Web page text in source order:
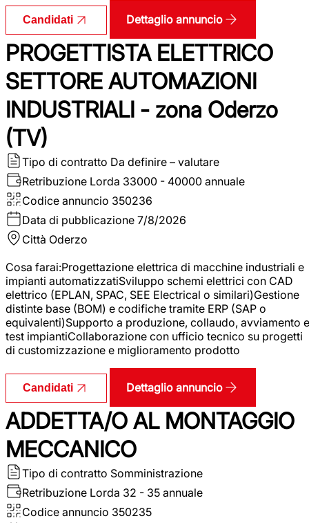
Candidati Dettaglio annuncio
PROGETTISTA ELETTRICO
SETTORE AUTOMAZIONI
INDUSTRIALI - zona Oderzo
(TV)
Tipo di contratto Da definire – valutare
Retribuzione Lorda 33000 - 40000 annuale
Codice annuncio 350236
Data di pubblicazione 7/8/2026
Città Oderzo
Cosa farai:Progettazione elettrica di macchine industriali e
impianti automatizzatiSviluppo schemi elettrici con CAD
elettrico (EPLAN, SPAC, SEE Electrical o similari)Gestione
distinte base (BOM) e codifiche tramite ERP (SAP o
equivalenti)Supporto a produzione, collaudo, avviamento e
test impiantiCollaborazione con ufficio tecnico su progetti
di customizzazione e miglioramento prodotto
Candidati Dettaglio annuncio
ADDETTA/O AL MONTAGGIO
MECCANICO
Tipo di contratto Somministrazione
Retribuzione Lorda 32 - 35 annuale
Codice annuncio 350235